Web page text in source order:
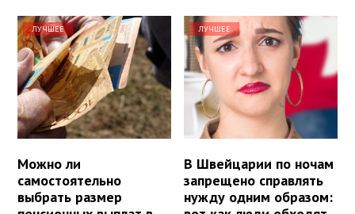
ЛУЧШЕЕ
Можно ли
самостоятельно
выбрать размер
ЛУЧШЕЕ
В Швейцарии по ночам
запрещено справлять
нужду одним образом: